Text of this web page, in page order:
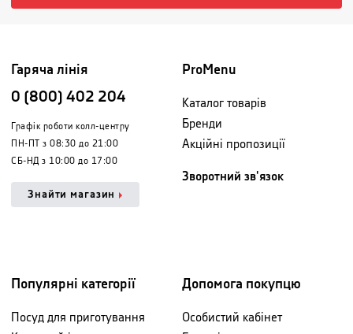
Гаряча лінія
0 (800) 402 204
Графік роботи колл-центру
ПН-ПТ з 08:30 до 21:00
СБ-НД з 10:00 до 17:00
Знайти магазин
ProMenu
Каталог товарів
Бренди
Акційні пропозиції
Зворотний зв'язок
Популярні категорії
Посуд для приготування
Допомога покупцю
Особистий кабінет